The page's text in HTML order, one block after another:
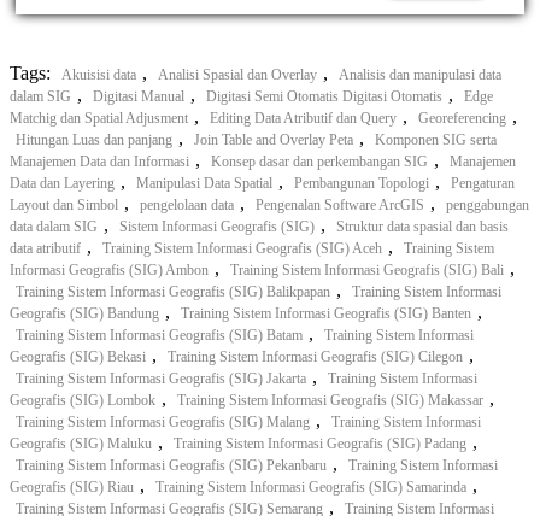
Tags: Akuisisi data , Analisi Spasial dan Overlay ,
Analisis dan manipulasi data
dalam SIG , Digitasi Manual , Digitasi Semi Otomatis Digitasi Otomatis ,
Edge
Matchig dan Spatial Adjusment , Editing Data Atributif dan Query , Georeferencing ,
Hitungan Luas dan panjang , Join Table and Overlay Peta ,
Komponen SIG serta
Manajemen Data dan Informasi , Konsep dasar dan perkembangan SIG ,
Manajemen
Data dan Layering , Manipulasi Data Spatial , Pembangunan Topologi ,
Pengaturan
Layout dan Simbol , pengelolaan data , Pengenalan Software ArcGIS ,
penggabungan
data dalam SIG , Sistem Informasi Geografis (SIG) ,
Struktur data spasial dan basis
data atributif , Training Sistem Informasi Geografis (SIG) Aceh ,
Training Sistem
Informasi Geografis (SIG) Ambon , Training Sistem Informasi Geografis (SIG) Bali ,
Training Sistem Informasi Geografis (SIG) Balikpapan ,
Training Sistem Informasi
Geografis (SIG) Bandung , Training Sistem Informasi Geografis (SIG) Banten ,
Training Sistem Informasi Geografis (SIG) Batam ,
Training Sistem Informasi
Geografis (SIG) Bekasi , Training Sistem Informasi Geografis (SIG) Cilegon ,
Training Sistem Informasi Geografis (SIG) Jakarta ,
Training Sistem Informasi
Geografis (SIG) Lombok , Training Sistem Informasi Geografis (SIG) Makassar ,
Training Sistem Informasi Geografis (SIG) Malang ,
Training Sistem Informasi
Geografis (SIG) Maluku , Training Sistem Informasi Geografis (SIG) Padang ,
Training Sistem Informasi Geografis (SIG) Pekanbaru ,
Training Sistem Informasi
Geografis (SIG) Riau , Training Sistem Informasi Geografis (SIG) Samarinda ,
Training Sistem Informasi Geografis (SIG) Semarang , Training Sistem Informasi